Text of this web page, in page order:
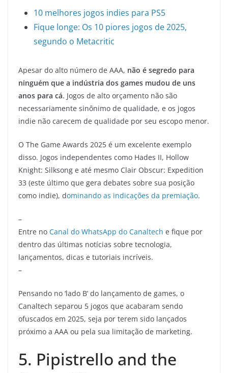
10 melhores jogos indies para PS5
Fique longe: Os 10 piores jogos de 2025,
segundo o Metacritic
Apesar do alto número de AAA, não é segredo para
ninguém que a indústria dos games mudou de uns
anos para cá. Jogos de alto orçamento não são
necessariamente sinônimo de qualidade, e os jogos
indie não carecem de qualidade por seu escopo menor.
O The Game Awards 2025 é um excelente exemplo
disso. Jogos independentes como Hades II, Hollow
Knight: Silksong e até mesmo Clair Obscur: Expedition
33 (este último que gera debates sobre sua posição
como indie), dominando as indicações da premiação.
–
Entre no Canal do WhatsApp do Canaltech e fique por
dentro das últimas notícias sobre tecnologia,
lançamentos, dicas e tutoriais incríveis.
–
Pensando no ‘lado B’ do lançamento de games, o
Canaltech separou 5 jogos que acabaram sendo
ofuscados em 2025, seja por terem sido lançados
próximo a AAA ou pela sua limitação de marketing.
5. Pipistrello and the